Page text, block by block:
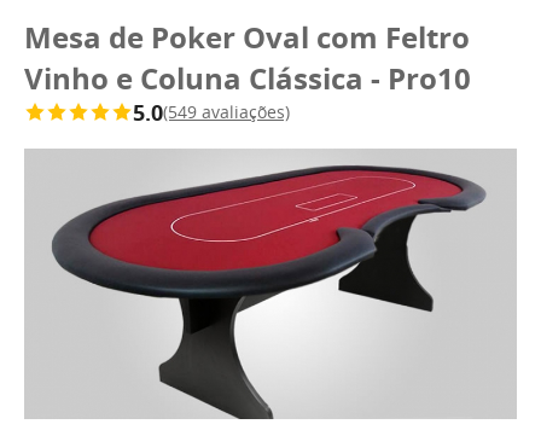
Mesa de Poker Oval com Feltro
Vinho e Coluna Clássica - Pro10
5.0(549 avaliações)